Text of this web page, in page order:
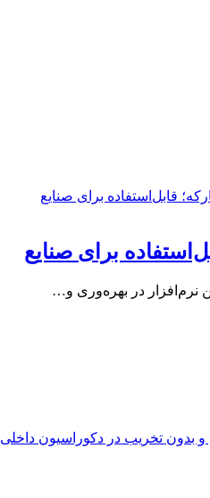
برای صنایع
نرم‌افزار در بهره‌وری و…
و بدون تخریب در دکوراسیون داخلی